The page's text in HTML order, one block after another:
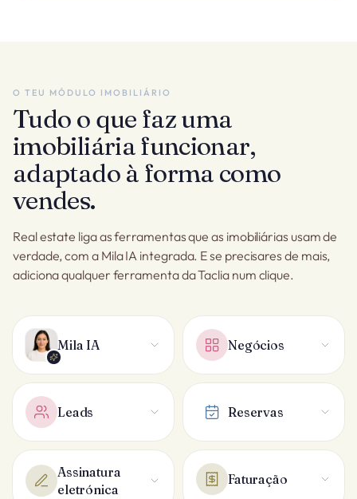
O TEU MÓDULO IMOBILIÁRIO
Tudo o que faz uma
imobiliária funcionar,
adaptado à forma como
vendes.
Real estate liga as ferramentas que as imobiliárias usam de
verdade, com a Mila IA integrada. E se precisares de mais,
adiciona qualquer ferramenta da Taclia num clique.
Mila IA Negócios
Leads Reservas
Assinatura
eletrónica
Faturação